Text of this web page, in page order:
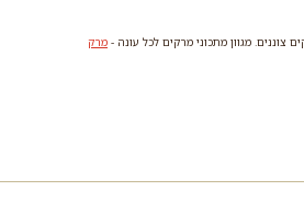
מגוון מתכוני מרקים לכל עונה - מרק